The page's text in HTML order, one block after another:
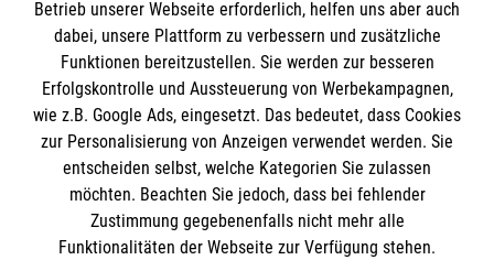
8 Erste-Hilfe-Mythen
Rund um das Thema Erste Hilfe kursieren viele
Mythen. Was stimmt? Was ist überholt? Wir
klären auf.
Betrieb unserer Webseite erforderlich, helfen uns aber auch
dabei, unsere Plattform zu verbessern und zusätzliche
Funktionen bereitzustellen. Sie werden zur besseren
Erfolgskontrolle und Aussteuerung von Werbekampagnen,
wie z.B. Google Ads, eingesetzt. Das bedeutet, dass Cookies
zur Personalisierung von Anzeigen verwendet werden. Sie
entscheiden selbst, welche Kategorien Sie zulassen
möchten. Beachten Sie jedoch, dass bei fehlender
Zustimmung gegebenenfalls nicht mehr alle
Funktionalitäten der Webseite zur Verfügung stehen.